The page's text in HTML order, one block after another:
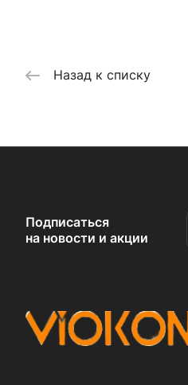
Назад к списку
Подписаться
на новости и акции